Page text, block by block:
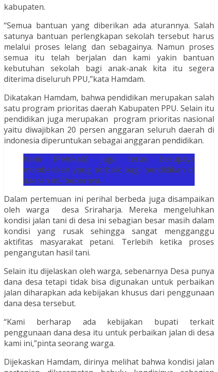
kabupaten.
“Semua bantuan yang diberikan ada aturannya. Salah
satunya bantuan perlengkapan sekolah tersebut harus
melalui proses lelang dan sebagainya. Namun proses
semua itu telah berjalan dan kami yakin bantuan
kebutuhan sekolah bagi anak-anak kita itu segera
diterima diseluruh PPU,”kata Hamdam.
Dikatakan Hamdam, bahwa pendidikan merupakan salah
satu program prioritas daerah Kabupaten PPU. Selain itu
pendidikan juga merupakan program prioritas nasional
yaitu diwajibkan 20 persen anggaran seluruh daerah di
indonesia diperuntukan sebagai anggaran pendidikan.
Kami (Pemkab) juga terus berupaya
memberikan yang terbaik bagi pendidikan di
daerah ini,”bebernya.
Dalam pertemuan ini perihal berbeda juga disampaikan
oleh warga desa Sriraharja. Mereka mengeluhkan
kondisi jalan tani di desa ini sebagian besar masih dalam
kondisi yang rusak sehingga sangat mengganggu
aktifitas masyarakat petani. Terlebih ketika proses
pengangutan hasil tani.
Selain itu dijelaskan oleh warga, sebenarnya Desa punya
dana desa tetapi tidak bisa digunakan untuk perbaikan
jalan diharapkan ada kebijakan khusus dari penggunaan
dana desa tersebut.
“Kami berharap ada kebijakan bupati terkait
penggunaan dana desa itu untuk perbaikan jalan di desa
kami ini,”pinta seorang warga.
Dijekaskan Hamdam, dirinya melihat bahwa kondisi jalan